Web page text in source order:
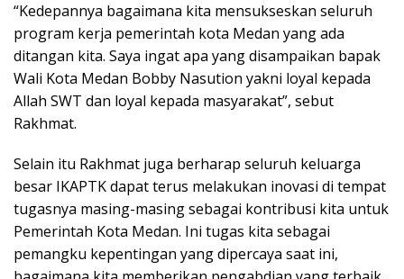
“Kedepannya bagaimana kita mensukseskan seluruh
program kerja pemerintah kota Medan yang ada
ditangan kita. Saya ingat apa yang disampaikan bapak
Wali Kota Medan Bobby Nasution yakni loyal kepada
Allah SWT dan loyal kepada masyarakat”, sebut
Rakhmat.
Selain itu Rakhmat juga berharap seluruh keluarga
besar IKAPTK dapat terus melakukan inovasi di tempat
tugasnya masing-masing sebagai kontribusi kita untuk
Pemerintah Kota Medan. Ini tugas kita sebagai
pemangku kepentingan yang dipercaya saat ini,